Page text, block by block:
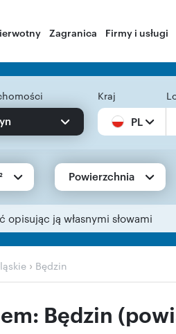
Zagranica Firmy i usługi
Kraj
PL
Powierzchnia
ją własnymi słowami
› Będzin
Będzin